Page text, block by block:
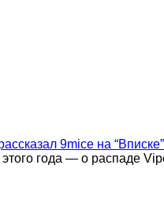
9mice на “Вписке”
этого года — о распаде